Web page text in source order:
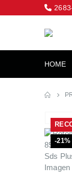
HOME
-21%